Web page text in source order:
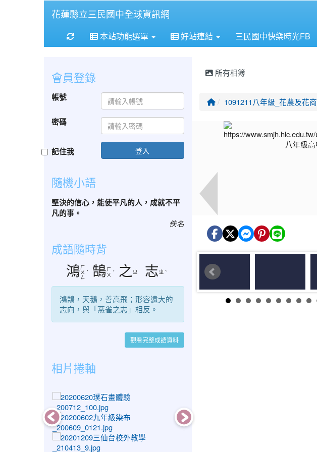
花蓮縣立三民國中全球資訊網
重新取得佈景設定
本站功能選單 好站連結 三民國中快樂時光FB
所有相簿
回首頁1091211八年級_花農及花商
會員登錄
帳號
密碼
記住我 登入
隨機小語
堅決的信心，能使平凡的人，成就不平
凡的事。
佚名
成語隨時背
鴻ㄏ
ㄨ
ㄥ
ˊ 鵠ㄏ
ㄨ ˊ 之ㄓ 志ㄓ ˋ
鴻鵠，天鵝，善高飛；形容遠大的
志向，與「燕雀之志」相反。
觀看完整成語資料
相片捲軸
photo-1146